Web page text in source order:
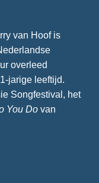
van Hoof is
overleed
jarige leeftijd.
Songfestival, het
You Dovan